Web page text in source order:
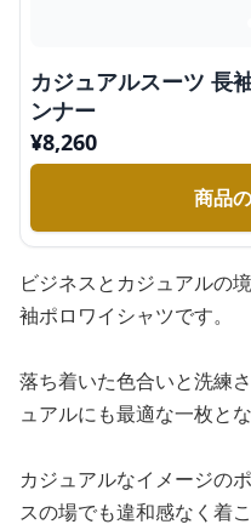
カジュアルスーツ 長
ンナー
¥8,260
商品
ビジネスとカジュアルの
袖ポロワイシャツです。
落ち着いた色合いと洗練
ュアルにも最適な一枚と
カジュアルなイメージの
スの場でも違和感なく着